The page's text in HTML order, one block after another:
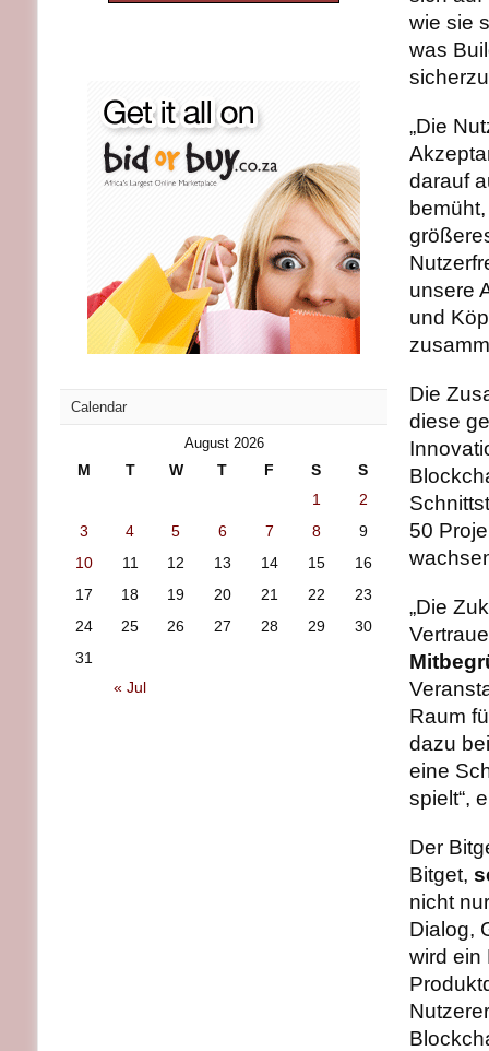
wie sie
was
„Die
darauf
unsere
und
Die
diese
50
„Die
Raum
dazu
eine
spielt“,
Der
Bitget,
nicht
Dialog,
wird ein
Calendar
August 2026
M T W T F S S
« Jul
1
2
3
4 5 6 7 8
9
10
11 12 13 14 15
16
17
18 19 20 21 22
23
24
25 26 27 28 29
30
31